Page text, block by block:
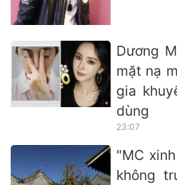
Dương
mặt nạ
gia
dùng
23:07
"MC
không